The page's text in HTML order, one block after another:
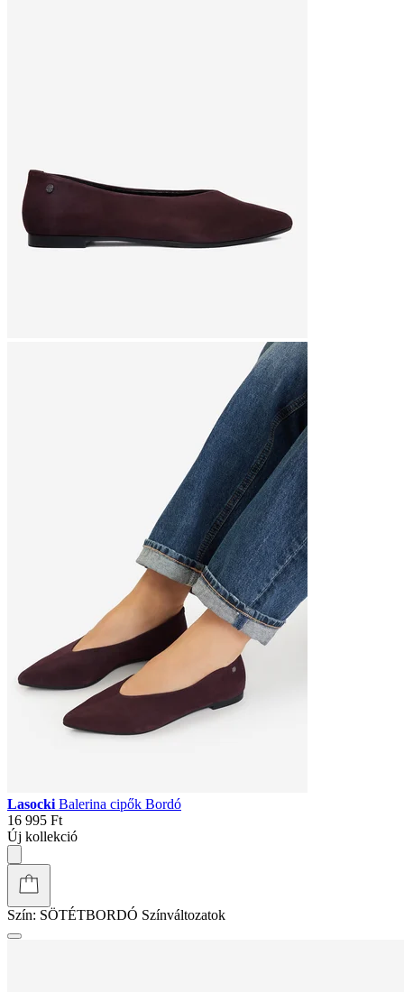
Lasocki Balerina cipők Bordó
16 995 Ft
Új kollekció
Szín: SÖTÉTBORDÓ Színváltozatok